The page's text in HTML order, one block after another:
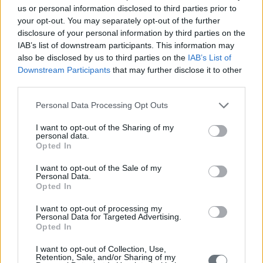
us or personal information disclosed to third parties prior to
your opt-out. You may separately opt-out of the further
disclosure of your personal information by third parties on the
IAB’s list of downstream participants. This information may
also be disclosed by us to third parties on the IAB’s List of
Downstream Participants that may further disclose it to other
Personal Data Processing Opt Outs
I want to opt-out of the Sharing of my
personal data.
Opted In
I want to opt-out of the Sale of my
Personal Data.
Opted In
I want to opt-out of processing my
Personal Data for Targeted Advertising.
Opted In
I want to opt-out of Collection, Use,
Retention, Sale, and/or Sharing of my
του Μανιατακείου
Ιδρύματος στην
Κορώνη (ΦΕΚ
108Β/15.1.2026)
Τρίτη, 27 Ιανουαρίου 2026
Στις 15 Ιανουαρίου 2026
της έδρας του Μανιατακείου Ιδρύματος από την Αθήνα
περισσότερα
Ομιλία του Μητροπολίτου
Μεσσηνίας Κ.κ.
Χρυσοστόμου, σε ημερίδα
στο Εμπορικό και
Βιομηχανικό Επιμελητήριο
Αθηνών. Αναδημοσίευση
άρθρου από την